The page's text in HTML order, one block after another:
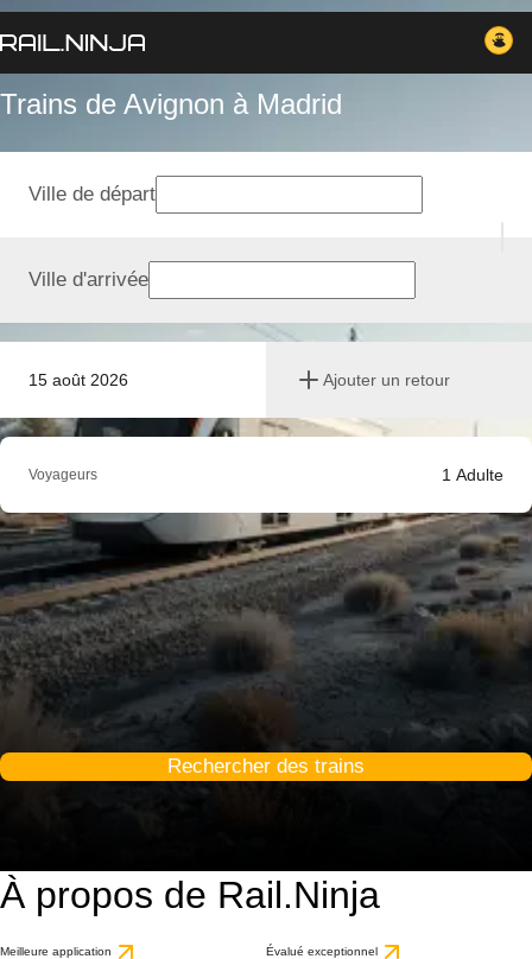
Trains de Avignon à Madrid
15 août 2026 Ajouter un retour
Ville de départ
Ville d'arrivée
Voyageurs 1 Adulte
Rechercher des trains
À propos de Rail.Ninja
Meilleure application Évalué exceptionnel